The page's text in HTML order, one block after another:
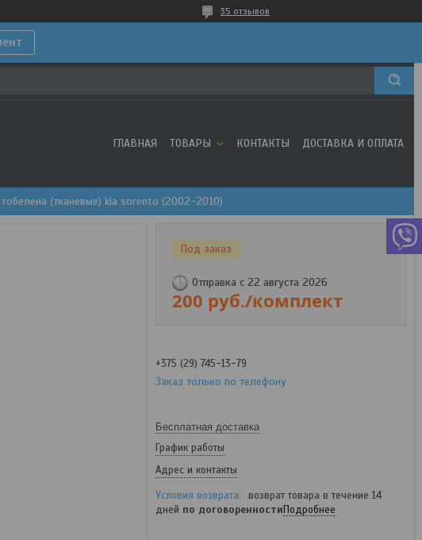
35 отзывов
ГЛАВНАЯ ТОВАРЫ КОНТАКТЫ ДОСТАВКА И ОПЛАТА
(тканевые) kia sorento (2002-2010)
Под заказ
Отправка с 22 августа 2026
200 руб./комплект
+375 (29) 745-13-79
Заказ только по телефону
Бесплатная доставка
График работы
Адрес и контакты
возврат товара в течение 14
дней по договоренностиПодробнее